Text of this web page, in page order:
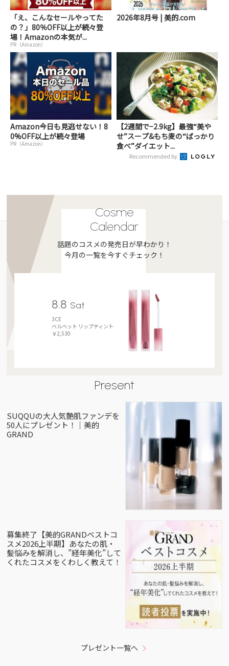
「え、こんなセールやってた
の？」80％OFF以上が続々登
場！Amazonの本気が...
PR（Amazon）
2026年8月号 | 美的.com
Amazon今日も見逃せない！8
0%OFF以上が続々登場
PR（Amazon）
【2週間で−2.9kg】最強“美や
せ”スープ&もち麦の“ばっかり
食べ”ダイエット...
Recommended by
Cosme
Calendar
話題のコスメの発売日が早わかり！
今月の一覧を今すぐチェック！
8.8 Sat
3CE
ベルベット リップティント
￥2,530
Present
SUQQUの大人気艶肌ファンデを
50人にプレゼント！｜美的
GRAND
募集終了【美的GRANDベストコ
スメ2026上半期】あなたの肌・
髪悩みを解消し、”経年美化”して
くれたコスメをくわしく教えて！
プレゼント一覧へ